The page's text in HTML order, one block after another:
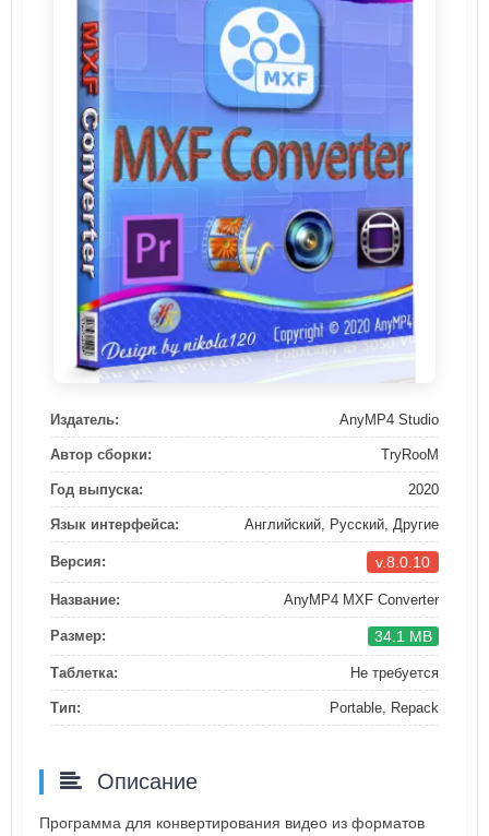
Издатель: AnyMP4 Studio
Автор сборки: TryRooM
Год выпуска: 2020
Язык интерфейса: Английский, Русский, Другие
Версия: v.8.0.10
Название: AnyMP4 MXF Converter
Размер: 34.1 MB
Таблетка: Не требуется
Тип: Portable, Repack
Описание
Программа для конвертирования видео из форматов